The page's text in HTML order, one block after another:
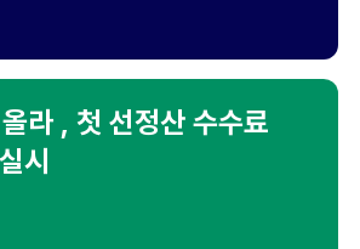
라 , 첫 선정산 수수료
시